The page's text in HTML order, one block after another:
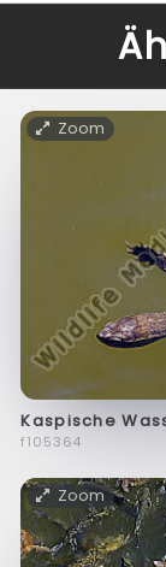
Zoom
Kaspische
f105364
Zoom